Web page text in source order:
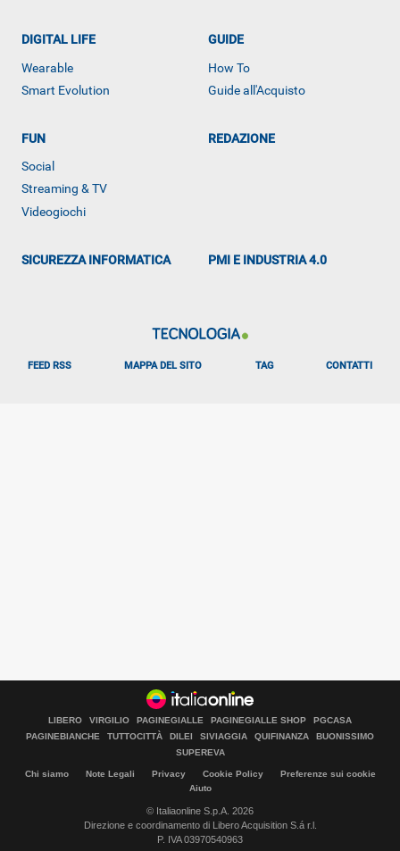
ALTRO
Libero Tecnologia è un prodotto Italiaonline
DIGITAL LIFE
Wearable
Smart Evolution
GUIDE
How To
Guide all'Acquisto
FUN
Social
Streaming & TV
Videogiochi
REDAZIONE
SICUREZZA INFORMATICA PMI E INDUSTRIA 4.0
FEED RSS MAPPA DEL SITO TAG CONTATTI
LIBERO VIRGILIO PAGINEGIALLE PAGINEGIALLE SHOP
PGCASA
PAGINEBIANCHE
TUTTOCITTÀ DILEI SIVIAGGIA QUIFINANZA
BUONISSIMO
SUPEREVA
Chi siamo Note Legali Privacy Cookie Policy
Preferenze sui cookie
Aiuto
© Italiaonline S.p.A. 2026
Direzione e coordinamento di Libero Acquisition S.á r.l.
P. IVA 03970540963